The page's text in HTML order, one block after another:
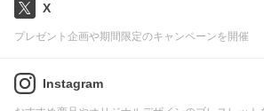
X
プレゼント企画や期間限定のキャンペーンを開催
Instagram